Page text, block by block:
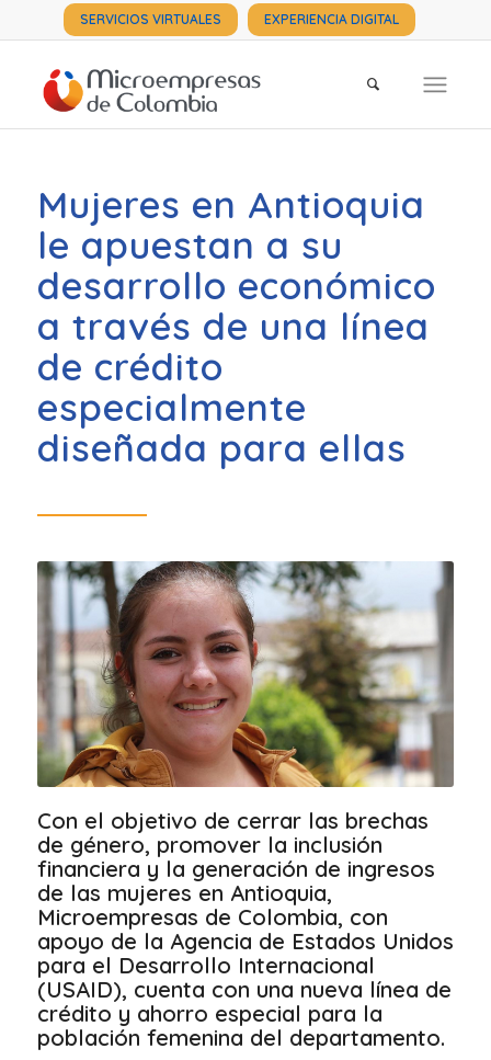
SERVICIOS VIRTUALES EXPERIENCIA DIGITAL
Mujeres en Antioquia
le apuestan a su
desarrollo económico
a través de una línea
de crédito
especialmente
diseñada para ellas
Con el objetivo de cerrar las brechas
de género, promover la inclusión
financiera y la generación de ingresos
de las mujeres en Antioquia,
Microempresas de Colombia, con
apoyo de la Agencia de Estados Unidos
para el Desarrollo Internacional
(USAID), cuenta con una nueva línea de
crédito y ahorro especial para la
población femenina del departamento.